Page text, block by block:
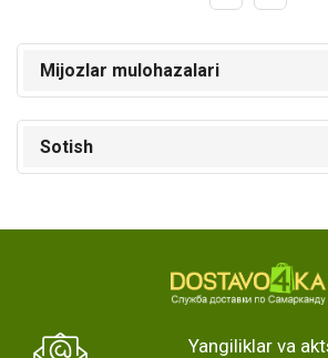
Mijozlar mulohazalari
Sotish
Yangiliklar va